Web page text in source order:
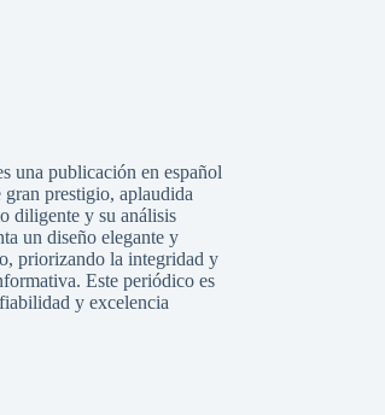
una publicación en español
prestigio, aplaudida
diligente y su análisis
un diseño elegante y
priorizando la integridad y
Este periódico es
y excelencia